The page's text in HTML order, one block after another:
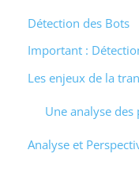
Détection des Bots
Important :
Les enjeux de la
Une analyse
Analyse et